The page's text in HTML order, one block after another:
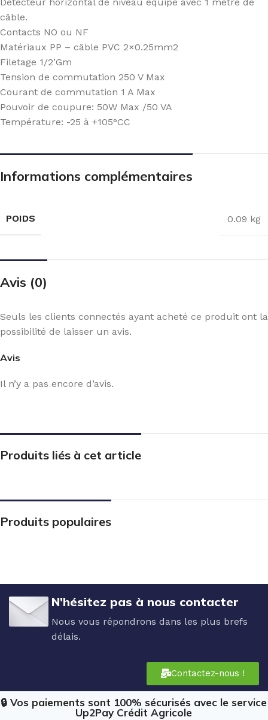
câble.
Contacts NO ou NF
Matériaux PP – câble PVC 2×0.25mm2
Filetage 1/2’Gm
Tension de commutation 250 V Max
Courant de commutation 1 A Max
Pouvoir de coupure: 50W Max /50 VA
Température: -25 à +105°CC
Informations complémentaires
POIDS 0.09 kg
Avis (0)
Avis
Il n’y a pas encore d’avis.
Seuls les clients connectés ayant acheté ce produit ont la
possibilité de laisser un avis.
Produits liés à cet article
Produits populaires
N'hésitez pas à nous contacter
Nous vous répondrons dans les plus brefs
délais.
Contactez-nous !
🔒 Vos paiements sont 100% sécurisés avec le service
Up2Pay Crédit Agricole